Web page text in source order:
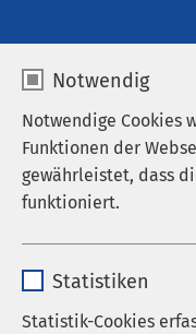
Notwendig
Notwendige Cookies
Funktionen der
gewährleistet, dass
funktioniert.
Anbieter
Statistiken
Statistik-Cookies